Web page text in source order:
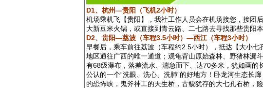
D1、杭州—贵阳（飞机2小时）
机场乘机飞【贵阳】，我社工作人员会在机场接您，接团
大新豆米火锅，或直接到青云路、二七路去寻找那些贵阳
D2、贵阳—荔波（车程3.5小时）—西江（车程3小时）
早餐后，乘车前往荔波（车程约2.5小时），抵达【大小
地区通往广西的唯一通道；观龟背山原始森林、野猪林漏
有68级瀑布，落差流水、湍急而下、达70多米，犹如画的
公认的一个“洗眼、洗心、洗肺”的好地方！卧龙河生态长
的恐怖峡，鬼斧神工的天生桥，古貌犹存的大七孔石桥，